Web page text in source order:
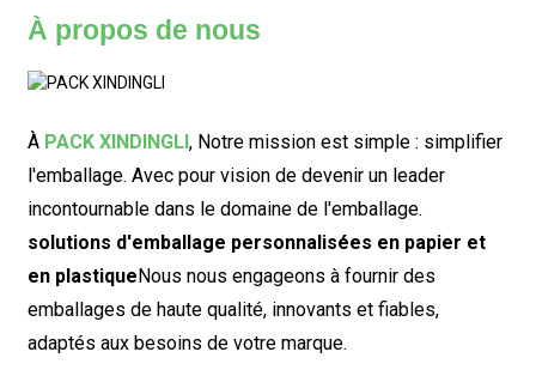
À propos de nous
À PACK XINDINGLI, Notre mission est simple : simplifier
l'emballage. Avec pour vision de devenir un leader
incontournable dans le domaine de l'emballage.
solutions d'emballage personnalisées en papier et
en plastiqueNous nous engageons à fournir des
emballages de haute qualité, innovants et fiables,
adaptés aux besoins de votre marque.